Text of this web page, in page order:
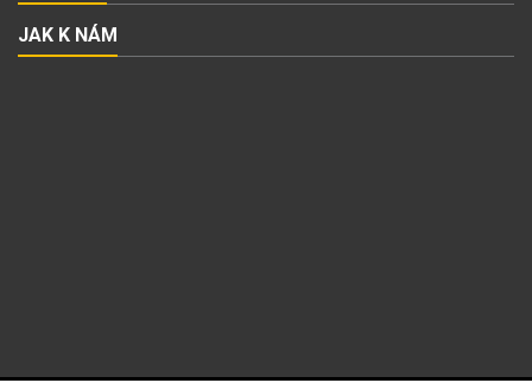
JAK K NÁM